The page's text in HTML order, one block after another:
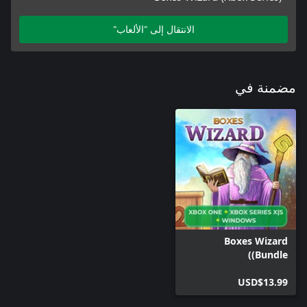
الانتقال إلى "الألعاب"
مضمنة في
Boxes Wizard
(Bundle)
USD$13.99